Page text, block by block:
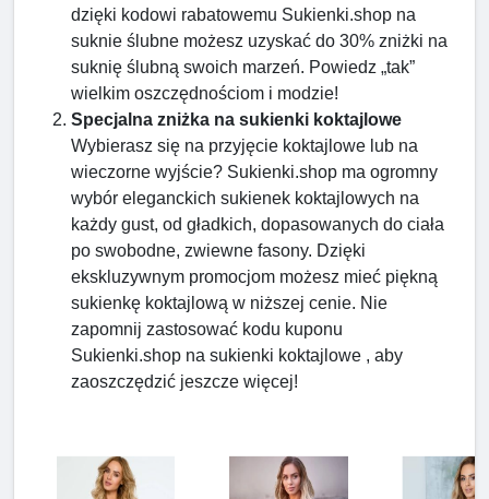
dzięki kodowi rabatowemu Sukienki.shop na
suknie ślubne możesz uzyskać do 30% zniżki na
suknię ślubną swoich marzeń. Powiedz „tak”
wielkim oszczędnościom i modzie!
Specjalna zniżka na sukienki koktajlowe
Wybierasz się na przyjęcie koktajlowe lub na
wieczorne wyjście? Sukienki.shop ma ogromny
wybór eleganckich sukienek koktajlowych na
każdy gust, od gładkich, dopasowanych do ciała
po swobodne, zwiewne fasony. Dzięki
ekskluzywnym promocjom możesz mieć piękną
sukienkę koktajlową w niższej cenie. Nie
zapomnij zastosować kodu kuponu
Sukienki.shop na sukienki koktajlowe , aby
zaoszczędzić jeszcze więcej!